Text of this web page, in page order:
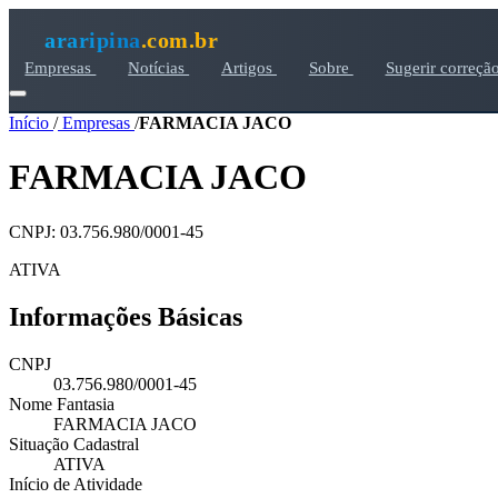
araripina.com.br
Empresas Notícias Artigos Sobre Sugerir
Início /Empresas /FARMACIA JACO
FARMACIA JACO
CNPJ: 03.756.980/0001-45
ATIVA
Informações Básicas
CNPJ
03.756.980/0001-45
Nome Fantasia
FARMACIA JACO
Situação Cadastral
ATIVA
Início de Atividade